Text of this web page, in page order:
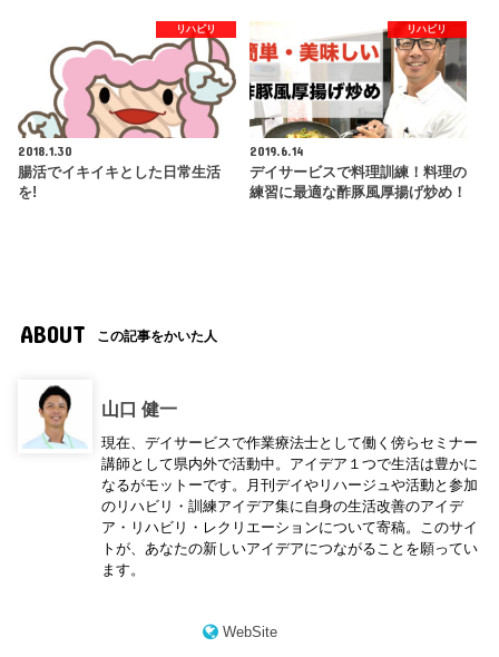
リハビリ
2018.1.30
腸活でイキイキとした日常生活
を!
リハビリ
2019.6.14
デイサービスで料理訓練！料理の
練習に最適な酢豚風厚揚げ炒め！
ABOUT この記事をかいた人
山口 健一
現在、デイサービスで作業療法士として働く傍らセミナー
講師として県内外で活動中。アイデア１つで生活は豊かに
なるがモットーです。月刊デイやリハージュや活動と参加
のリハビリ・訓練アイデア集に自身の生活改善のアイデ
ア・リハビリ・レクリエーションについて寄稿。このサイ
トが、あなたの新しいアイデアにつながることを願ってい
ます。
WebSite